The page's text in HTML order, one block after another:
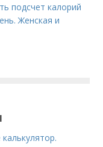
подсчет калорий
Женская и